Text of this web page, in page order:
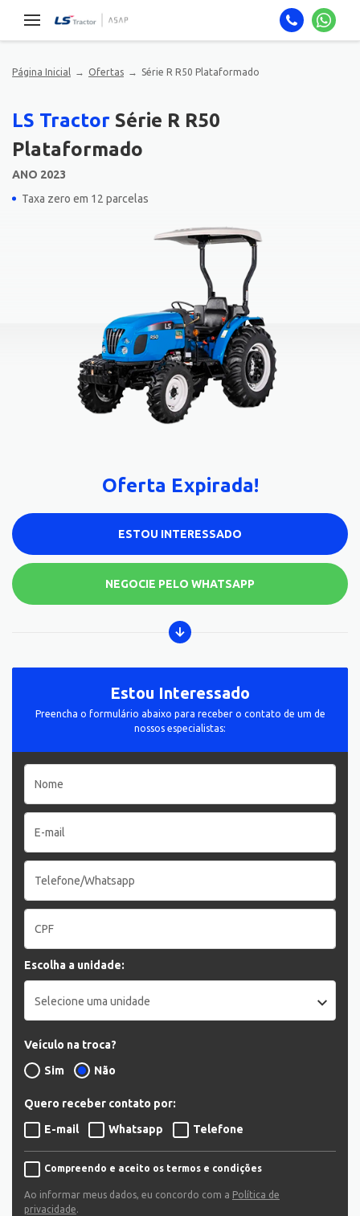
Página Inicial Ofertas Série R R50 Plataformado
LS Tractor Série R R50
Plataformado
ANO 2023
Taxa zero em 12 parcelas
Oferta Expirada!
ESTOU INTERESSADO
NEGOCIE PELO WHATSAPP
Estou Interessado
Preencha o formulário abaixo para receber o contato de um de
nossos especialistas:
Escolha a unidade:
Selecione uma unidade
Veículo na troca?
Sim
Não
Quero receber contato por:
E-mail
Whatsapp Telefone
Compreendo e aceito os termos e condições
Ao informar meus dados, eu concordo com a Política de
privacidade.